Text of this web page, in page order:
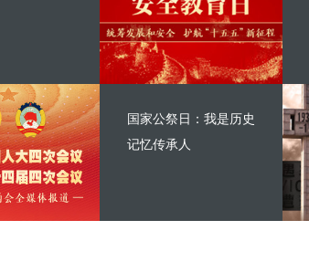
国家公祭日：我是历史
记忆传承人